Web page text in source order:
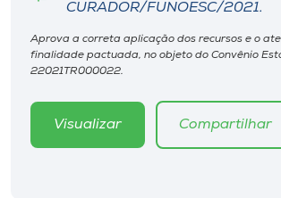
Editora
Rádio
Museu
CURADOR/FUNOESC/2021.
Aprova a correta aplicação dos recursos e o
finalidade pactuada, no objeto do Convênio
22021TR000022.
Visualizar Compartilhar